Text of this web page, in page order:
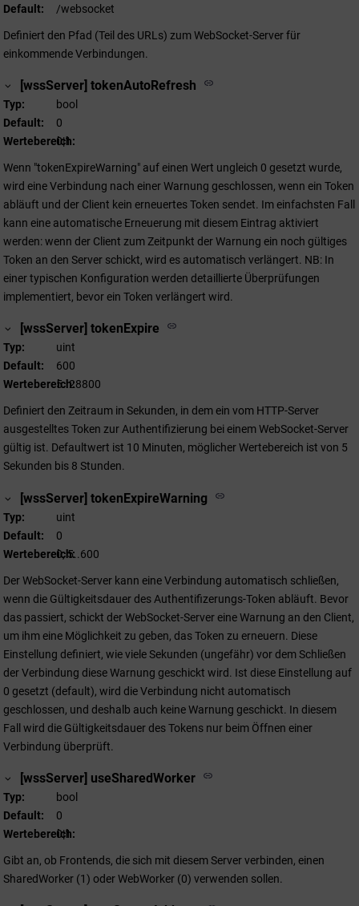
Default
/websocket
Definiert den Pfad (Teil des URLs) zum WebSocket-Server für
einkommende Verbindungen.
[wssServer] tokenAutoRefresh
Typ
bool
Default
0
Wertebereich
0|1
Wenn "tokenExpireWarning" auf einen Wert ungleich 0 gesetzt wurde,
wird eine Verbindung nach einer Warnung geschlossen, wenn ein Token
abläuft und der Client kein erneuertes Token sendet. Im einfachsten Fall
kann eine automatische Erneuerung mit diesem Eintrag aktiviert
werden: wenn der Client zum Zeitpunkt der Warnung ein noch gültiges
Token an den Server schickt, wird es automatisch verlängert. NB: In
einer typischen Konfiguration werden detaillierte Überprüfungen
implementiert, bevor ein Token verlängert wird.
[wssServer] tokenExpire
Typ
uint
Default
600
Wertebereich5..28800
Definiert den Zeitraum in Sekunden, in dem ein vom HTTP-Server
ausgestelltes Token zur Authentifizierung bei einem WebSocket-Server
gültig ist. Defaultwert ist 10 Minuten, möglicher Wertebereich ist von 5
Sekunden bis 8 Stunden.
[wssServer] tokenExpireWarning
Typ
uint
Default
0
Wertebereich0, 5..600
Der WebSocket-Server kann eine Verbindung automatisch schließen,
wenn die Gültigkeitsdauer des Authentifizerungs-Token abläuft. Bevor
das passiert, schickt der WebSocket-Server eine Warnung an den Client,
um ihm eine Möglichkeit zu geben, das Token zu erneuern. Diese
Einstellung definiert, wie viele Sekunden (ungefähr) vor dem Schließen
der Verbindung diese Warnung geschickt wird. Ist diese Einstellung auf
0 gesetzt (default), wird die Verbindung nicht automatisch
geschlossen, und deshalb auch keine Warnung geschickt. In diesem
Fall wird die Gültigkeitsdauer des Tokens nur beim Öffnen einer
Verbindung überprüft.
[wssServer] useSharedWorker
Typ
bool
Default
0
Wertebereich
0|1
Gibt an, ob Frontends, die sich mit diesem Server verbinden, einen
SharedWorker (1) oder WebWorker (0) verwenden sollen.